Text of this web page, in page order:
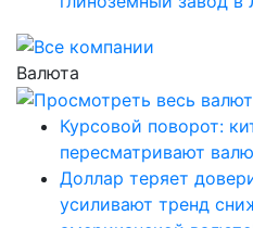
Валюта
Курсовой поворот:
пересматривают
Доллар теряет
усиливают тренд